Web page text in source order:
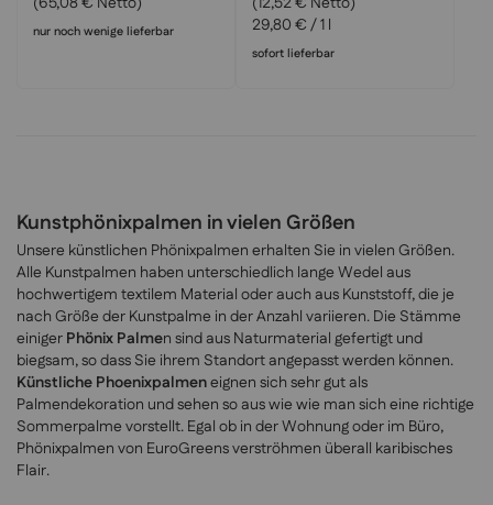
nur noch wenige lieferbar
29,80 € / 1 l
sofort lieferbar
Kunstphönixpalmen in vielen Größen
Unsere künstlichen Phönixpalmen erhalten Sie in vielen Größen.
Alle Kunstpalmen haben unterschiedlich lange Wedel aus
hochwertigem textilem Material oder auch aus Kunststoff, die je
nach Größe der Kunstpalme in der Anzahl variieren. Die Stämme
einiger Phönix Palmen sind aus Naturmaterial gefertigt und
biegsam, so dass Sie ihrem Standort angepasst werden können.
Künstliche Phoenixpalmeneignen sich sehr gut als
Palmendekoration und sehen so aus wie wie man sich eine richtige
Sommerpalme vorstellt. Egal ob in der Wohnung oder im Büro,
Phönixpalmen von EuroGreens verströhmen überall karibisches
Flair.